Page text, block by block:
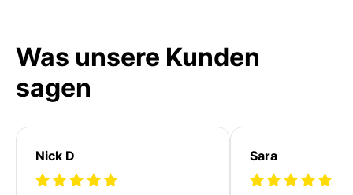
Was unsere Kunden
sagen
Nick D Sara